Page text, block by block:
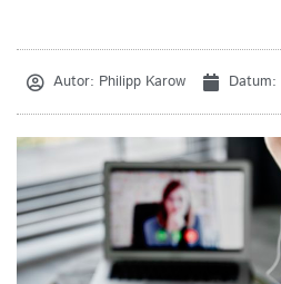
Autor: Philipp Karow Datum: